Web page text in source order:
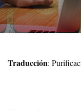
Traducción: